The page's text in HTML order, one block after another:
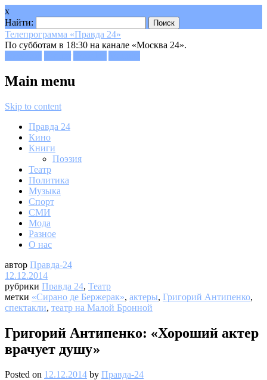
x
Найти:
Телепрограмма «Правда 24»
По субботам в 18:30 на канале «Москва 24».
Main menu
Skip to content
Правда 24
Кино
Книги
Поэзия
Театр
Политика
Музыка
Спорт
СМИ
Мода
Разное
О нас
автор Правда-24
12.12.2014
рубрики Правда 24, Театр
метки «Сирано де Бержерак», актеры, Григорий Антипенко,
спектакли, театр на Малой Бронной
Григорий Антипенко: «Хороший актер
врачует душу»
Posted on 12.12.2014 by Правда-24